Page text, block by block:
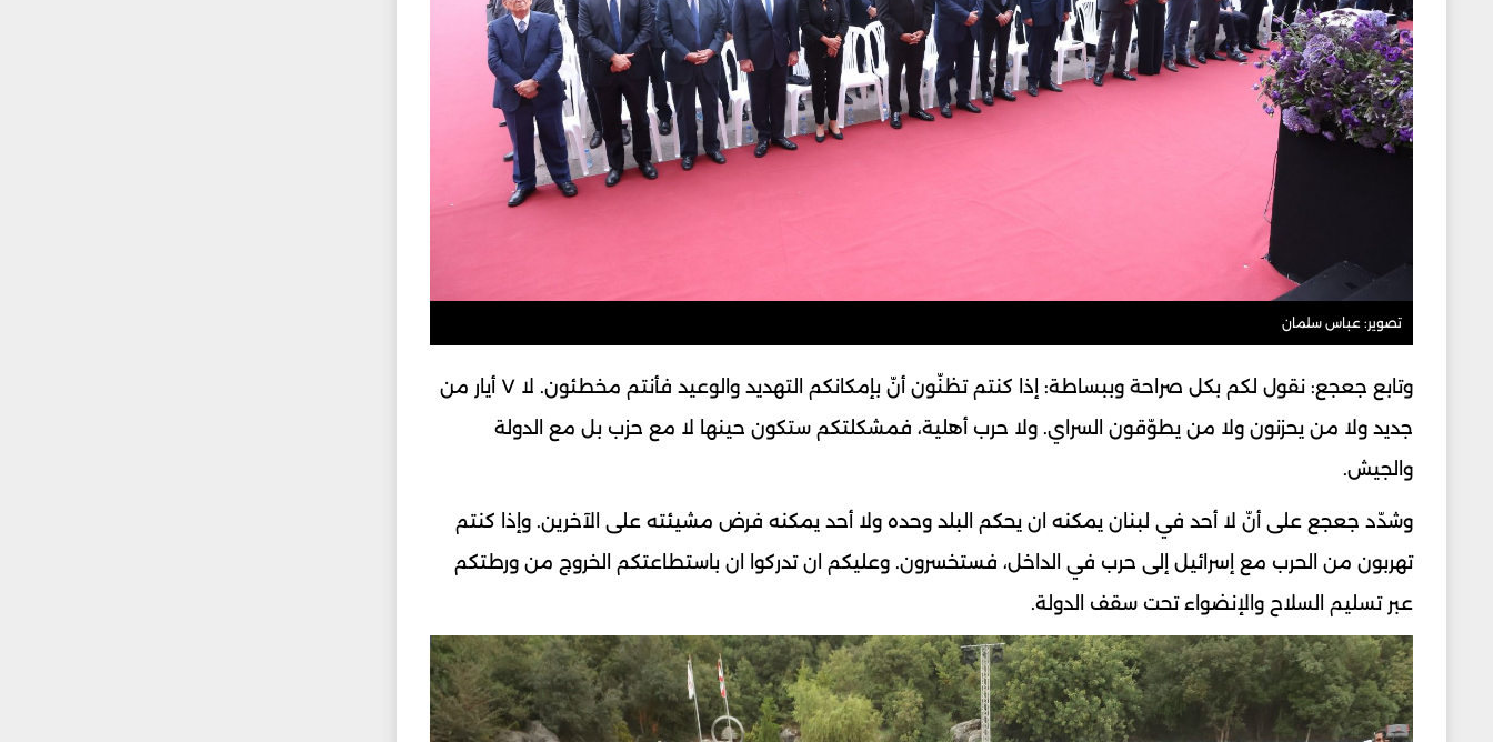
تصوير: عباس سلمان
وتابع جعجع: نقول لكم بكل صراحة وببساطة: إذا كنتم تظنّون أنّ بإمكانكم التهديد والوعيد فأنتم مخطئون. لا ٧ أيار من
جديد ولا من يحزنون ولا من يطوّقون السراي. ولا حرب أهلية، فمشكلتكم ستكون حينها لا مع حزب بل مع الدولة
والجيش.
وشدّد جعجع على أنّ لا أحد في لبنان يمكنه ان يحكم البلد وحده ولا أحد يمكنه فرض مشيئته على الآخرين. وإذا كنتم
تهربون من الحرب مع إسرائيل إلى حرب في الداخل، فستخسرون. وعليكم ان تدركوا ان باستطاعتكم الخروج من ورطتكم
عبر تسليم السلاح والإنضواء تحت سقف الدولة.